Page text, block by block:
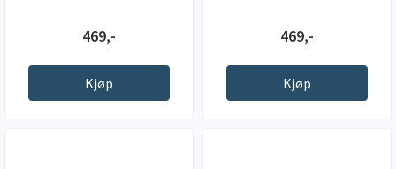
469,-
Kjøp
469,-
Kjøp